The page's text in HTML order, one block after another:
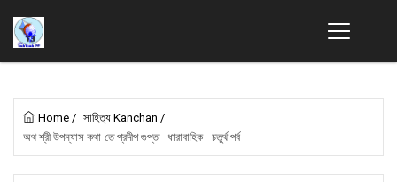
Home / সাহিত্য Kanchan /
অথ শ্রী উপন্যাস কথা-তে প্রদীপ গুপ্ত - ধারাবাহিক - চতুর্থ পর্ব